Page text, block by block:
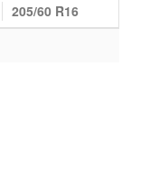
205/60 R16